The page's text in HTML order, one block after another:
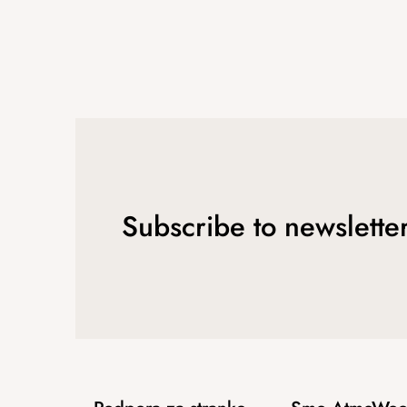
Subscribe to